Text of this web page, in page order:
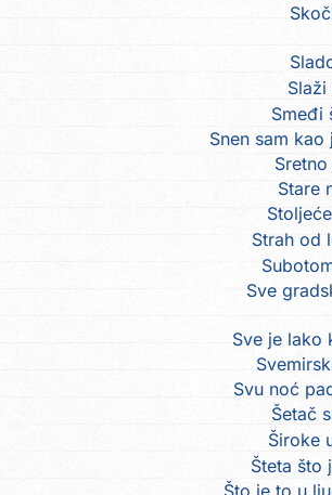
Slaži
Smeđi
Snen sam
Stare
Strah od
Sve
Sve je lako
Svu noć
Šetač
Široke
Šteta što
Što je to u